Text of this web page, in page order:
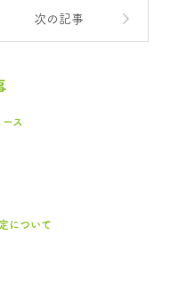
次の記事
ス
について